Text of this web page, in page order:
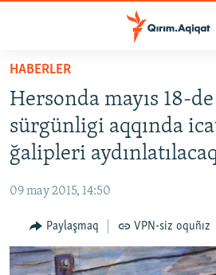
Esas
qaytmaq
Baş
navigatsiyağa
qaytmaq
Qıdıruvğa
qaytmaq
İQTİSADİYAT
MEDENİYET
İNSAN AQLARI
VİDEO
HABERLER
Hersonda mayıs 18-
sürgünligi aqqında
ğalipleri
09 may 2015, 14:50
Paylaşmaq VPN-siz oquñız